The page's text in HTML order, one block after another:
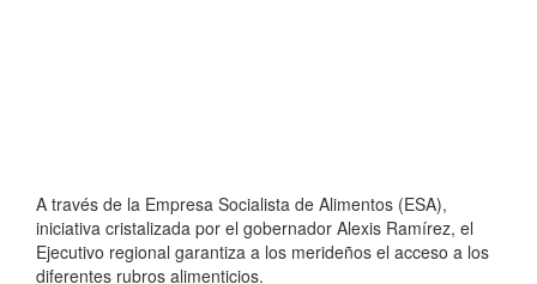
A través de la Empresa Socialista de Alimentos (ESA),
iniciativa cristalizada por el gobernador Alexis Ramírez, el
Ejecutivo regional garantiza a los merideños el acceso a los
diferentes rubros alimenticios.